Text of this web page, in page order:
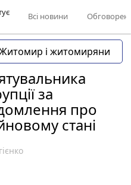
Всі новини
і житомиряни
за
про
стані